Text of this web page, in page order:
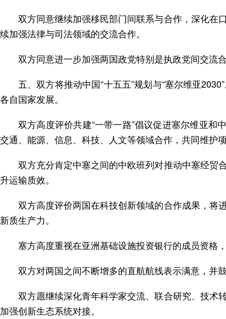
双方同意继续加强移民部门间联系与合作，深化在
续加强法律与司法领域的交流合作。
双方同意进一步加强两国政党特别是执政党间交流
五、双方将推动中国“十五五”规划与“塞尔维亚
各自国家发展。
双方高度评价共建“一带一路”倡议促进塞尔维亚和
交通、能源、信息、科技、人文等领域合作，共同维护
双方充分肯定中塞之间的中欧班列对推动中塞经贸
升运输质效。
双方高度评价两国在科技创新领域的合作成果，将
新质生产力。
塞方高度重视在亚洲基础设施投资银行的成员资格
双方对两国之间不断增多的直航航线表示满意，并
双方愿继续深化青年科学家交流、联合研究、技术
加强创新生态系统对接。